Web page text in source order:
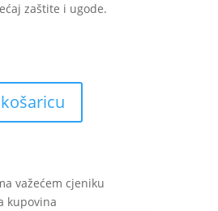
zaštite i ugode.
važećem cjeniku
kupovina